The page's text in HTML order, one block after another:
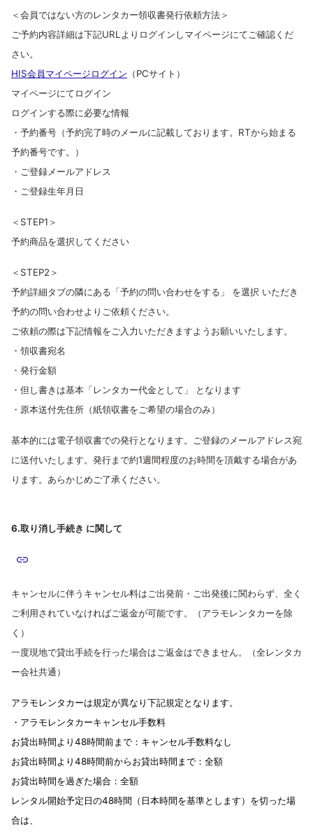
＜会員ではない方のレンタカー領収書発行依頼方法＞
ご予約内容詳細は下記URLよりログインしマイページにてご確認くだ
さい。
HIS会員マイページログイン （PCサイト）
マイページにてログイン
ログインする際に必要な情報
・予約番号（予約完了時のメールに記載しております。RTから始まる
予約番号です。）
・ご登録メールアドレス
・ご登録生年月日
＜STEP1＞
予約商品を選択してください
＜STEP2＞
予約詳細タブの隣にある「予約の問い合わせをする」 を選択 いただき
予約の問い合わせよりご依頼ください。
ご依頼の際は下記情報をご入力いただきますようお願いいたします。
・ 領収書宛名
・発行金額
・但し書きは基本「レンタカー代金として」 となります
・原本送付先住所（紙領収書をご希望の場合のみ）
基本的には電子領収書での発行となります。ご登録のメールアドレス宛
に送付いたします。 発行まで約1週間程度のお時間を頂戴する場合があ
ります。あらかじめご了承ください。
6.取り消し手続き に関して
キャンセルに伴うキャンセル料はご出発前・ご出発後に関わらず、全く
ご利用されていなければご返金が可能です。（アラモレンタカーを除
く）
一度現地で貸出手続を行った場合はご返金はできません。（全レンタカ
ー会社共通）
アラモレンタカーは規定が異なり下記規定となります。
・アラモレンタカーキャンセル手数料
お貸出時間より48時間前まで：キャンセル手数料なし
お貸出時間より48時間前からお貸出時間まで：全額
お貸出時間を過ぎた場合：全額
レンタル開始予定日の48時間（日本時間を基準とします）を切った場
合は、